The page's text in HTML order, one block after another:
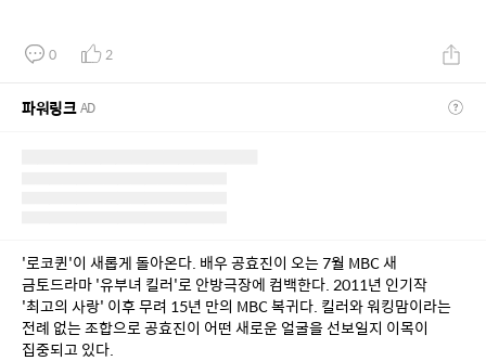
0 2
파워링크AD
'로코퀸'이 새롭게 돌아온다. 배우 공효진이 오는 7월 MBC 새
금토드라마 '유부녀 킬러'로 안방극장에 컴백한다. 2011년 인기작
'최고의 사랑' 이후 무려 15년 만의 MBC 복귀다. 킬러와 워킹맘이라는
전례 없는 조합으로 공효진이 어떤 새로운 얼굴을 선보일지 이목이
집중되고 있다.